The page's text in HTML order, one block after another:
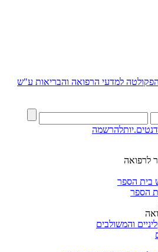
הפקולטה למדעי הרפואה והבריאות ע"ש
להרשמה
לרפואה
בית הספר
הספר
והמשולבים